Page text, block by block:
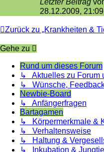
Letzter Beitrag
28.12.2009, 21:09
Zurück zu „Krankheiten &
Gehe zu
Rund um dieses Forum
↳ Aktuelles zu Forum
↳ Wünsche,
Newbie-Board
↳ Anfängerfragen
Bartagamen
↳ Körpermerkmale &
↳ Verhaltensweise
↳ Haltung &
↳ Inkubation &